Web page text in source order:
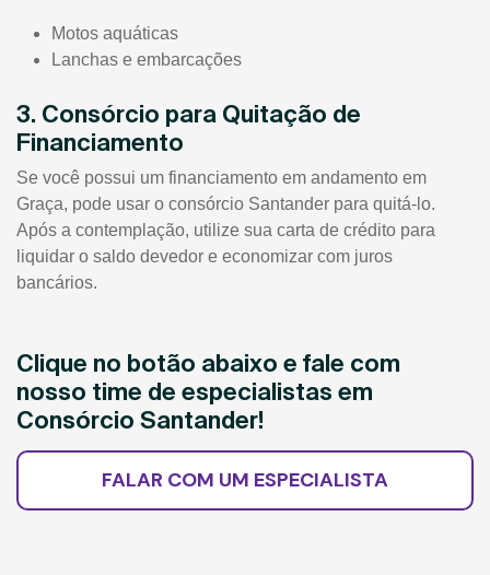
Motos aquáticas
Lanchas e embarcações
3. Consórcio para Quitação de
Financiamento
Se você possui um financiamento em andamento em
Graça, pode usar o consórcio Santander para quitá-lo.
Após a contemplação, utilize sua carta de crédito para
liquidar o saldo devedor e economizar com juros
bancários.
Clique no botão abaixo e fale com
nosso time de especialistas em
Consórcio Santander!
FALAR COM UM ESPECIALISTA